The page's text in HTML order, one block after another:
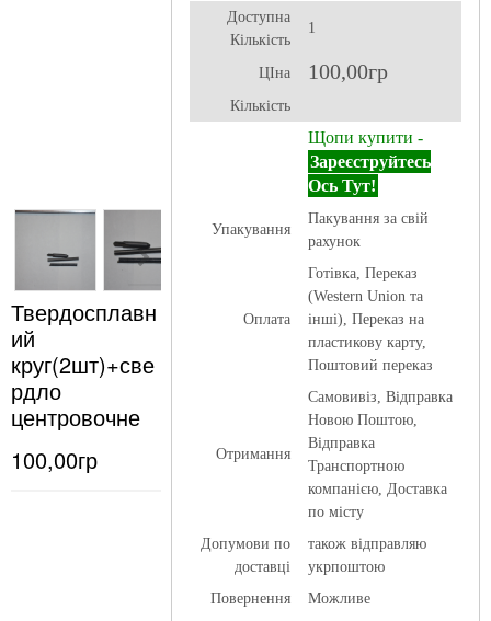
Твердосплавн
ий
круг(2шт)+све
рдло
центровочне
100,00гр
Доступна
Кількість
1
ЦІна 100,00гр
Кількість
Щопи купити -
Зареєструйтесь
Ось Тут!
Упакування
Пакування за свій
рахунок
Оплата
Готівка, Переказ
(Western Union та
інші), Переказ на
пластикову карту,
Поштовий переказ
Отримання
Самовивіз, Відправка
Новою Поштою,
Відправка
Транспортною
компанією, Доставка
по місту
Допумови по
доставці
також відправляю
укрпоштою
Повернення
Можливе